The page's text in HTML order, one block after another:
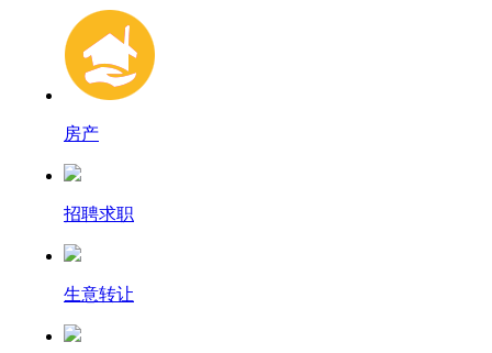
房产
招聘求职
生意转让